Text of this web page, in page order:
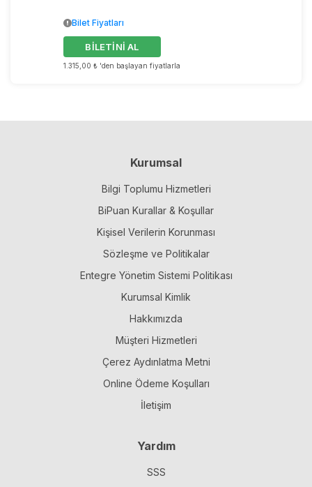
1.315,00 ₺ 'den başlayan fiyatlarla
BİLETİNİ AL
Bilet Fiyatları
Kurumsal
Bilgi Toplumu Hizmetleri
BiPuan Kurallar & Koşullar
Kişisel Verilerin Korunması
Sözleşme ve Politikalar
Entegre Yönetim Sistemi Politikası
Kurumsal Kimlik
Hakkımızda
Müşteri Hizmetleri
Çerez Aydınlatma Metni
Online Ödeme Koşulları
İletişim
Yardım
SSS